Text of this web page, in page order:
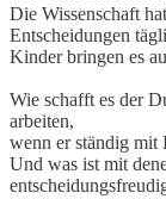
Die Wissenschaft
Entscheidungen
Kinder bringen es
Wie schafft es der
arbeiten,
wenn er ständig mit
Und was ist mit